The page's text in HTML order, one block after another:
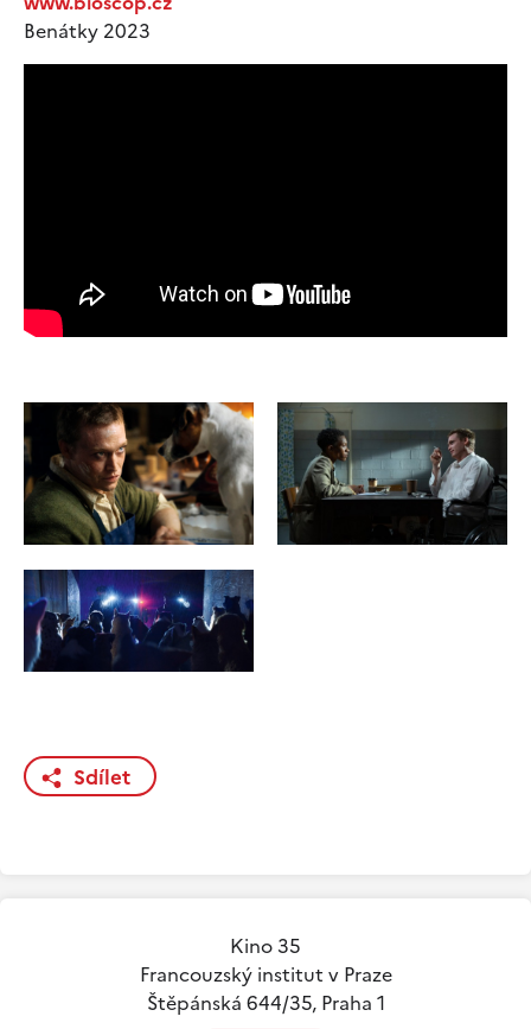
Benátky 2023
Sdílet
Kino 35
Francouzský institut v Praze
Štěpánská 644/35, Praha 1